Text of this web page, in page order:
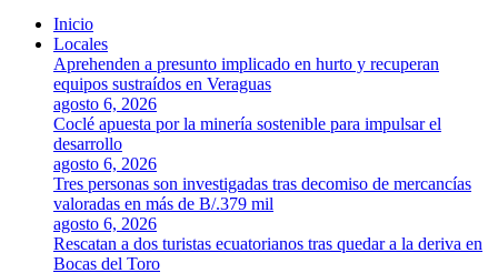
Inicio
Locales
Aprehenden a presunto implicado en hurto y recuperan
equipos sustraídos en Veraguas
agosto 6, 2026
Coclé apuesta por la minería sostenible para impulsar el
desarrollo
agosto 6, 2026
Tres personas son investigadas tras decomiso de mercancías
valoradas en más de B/.379 mil
agosto 6, 2026
Rescatan a dos turistas ecuatorianos tras quedar a la deriva en
Bocas del Toro